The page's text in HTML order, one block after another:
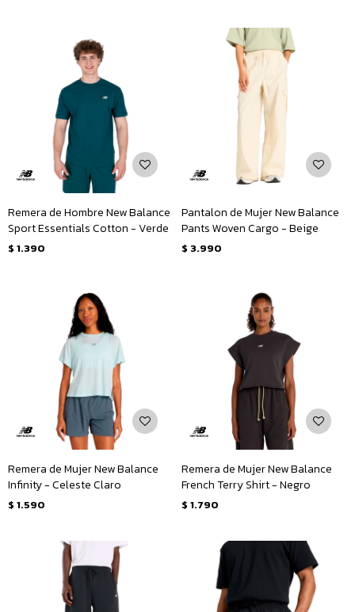
Remera de Hombre New Balance
Sport Essentials Cotton - Verde
$ 1.390
Pantalon de Mujer New Balance
Pants Woven Cargo - Beige
$ 3.990
Remera de Mujer New Balance
Infinity - Celeste Claro
$ 1.590
Remera de Mujer New Balance
French Terry Shirt - Negro
$ 1.790